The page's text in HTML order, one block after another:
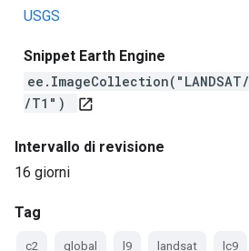
USGS
Snippet Earth Engine
ee.ImageCollection("LANDSAT/
/T1")
open_in_new
Intervallo di revisione
16 giorni
Tag
c2 global l9 landsat lc9